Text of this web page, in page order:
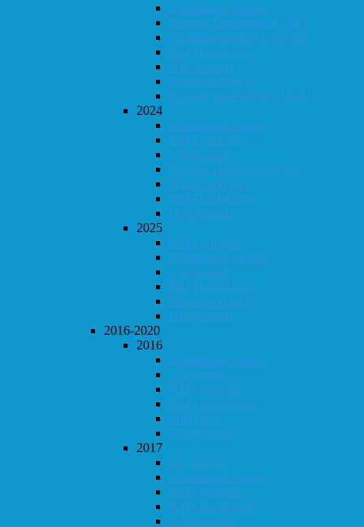
Klubbmesterskapet
Konrad Timestrening (vår)
Klubbmesterskap Lynsjakk
KM Hurtigsjakk
Høst-konrad
Høstturneringen
Konrad Timestrening (høst)
2024
Klubbmesterskapet
KM Lynsjakk
Vår-konrad
Konrad Timestrening (vår)
Høstturneringen
KM Hurtigsjakk
Høst-konrad
2025
KM Lynsjakk
Klubbmesterskapet
Vår-konrad
KM Hurtigsjakk
Høstturneringen
Høst-konrad
2016-2020
2016
Klubbmesterskapet
Vår-konrad
KM i lynsjakk
KM i hurtigsjakk
Follo 20 år
Høst-konrad
2017
Vår-konrad
Klubbmesterskapet
KM i lynsjakk
KM i hurtigsjakk
Høst-konrad